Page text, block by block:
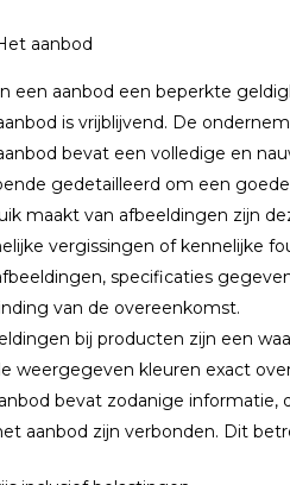
aanbod
een aanbod een beperkte
is vrijblijvend. De
bevat een volledige en
gedetailleerd om een
maakt van afbeeldingen zijn
vergissingen of kennelijke
specificaties
van de overeenkomst.
bij producten zijn een
weergegeven kleuren exact
bevat zodanige informatie,
aanbod zijn verbonden. Dit